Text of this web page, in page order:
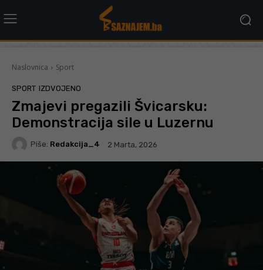
Naslovnica Sport
SPORT IZDVOJENO
Zmajevi pregazili Švicarsku:
Demonstracija sile u Luzernu
Piše: Redakcija_4 2 Marta, 2026